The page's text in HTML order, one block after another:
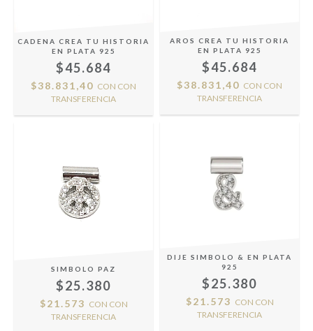
CADENA CREA TU HISTORIA
EN PLATA 925
$45.684
$38.831,40 CON CON
TRANSFERENCIA
AROS CREA TU HISTORIA
EN PLATA 925
$45.684
$38.831,40 CON CON
TRANSFERENCIA
SIMBOLO PAZ
$25.380
$21.573 CON CON
TRANSFERENCIA
DIJE SIMBOLO & EN PLATA
925
$25.380
$21.573 CON CON
TRANSFERENCIA